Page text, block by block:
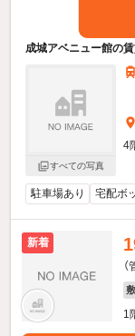
成城アベニュー館の
すべての写真
4
駐車場あり 宅配ボ
新着
敷
1